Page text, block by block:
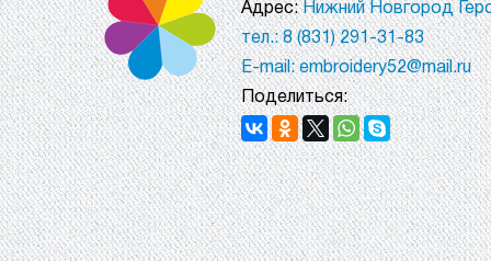
Адрес:Нижний Новгород
тел.: 8 (831) 291-31-83
E-mail: embroidery52@mail.ru
Поделиться: